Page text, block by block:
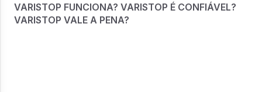
VARISTOP FUNCIONA? VARISTOP É CONFIÁVEL?
VARISTOP VALE A PENA?